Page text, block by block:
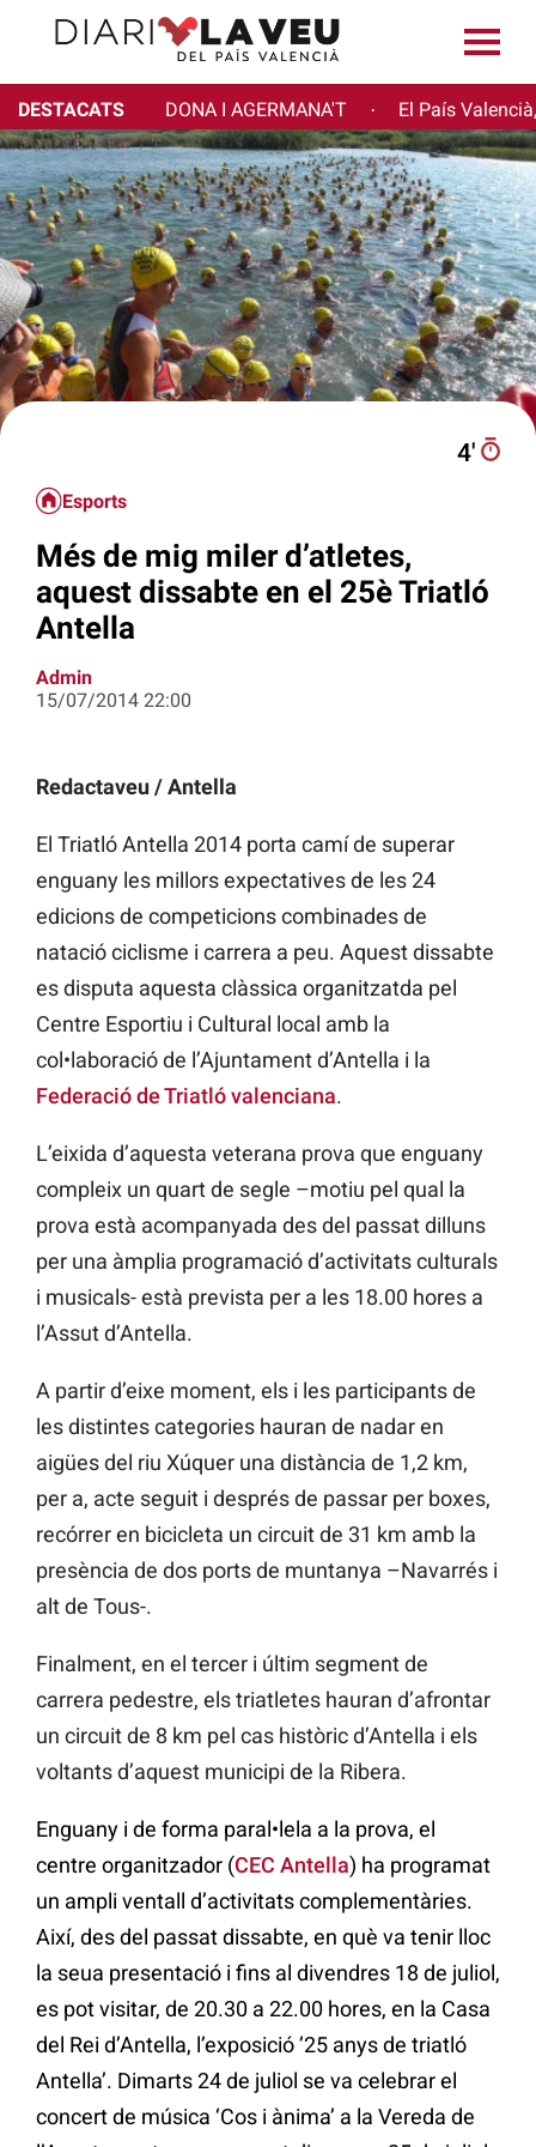
DESTACATS DONA I AGERMANA'T · El País
4′
Esports
Més de mig miler d’atletes,
aquest dissabte en el 25è Triatló
Antella
Admin
15/07/2014 22:00
Redactaveu / Antella
El Triatló Antella 2014 porta camí de superar
enguany les millors expectatives de les 24
edicions de competicions combinades de
natació ciclisme i carrera a peu. Aquest dissabte
es disputa aquesta clàssica organitzatda pel
Centre Esportiu i Cultural local amb la
col•laboració de l’Ajuntament d’Antella i la
Federació de Triatló valenciana.
L’eixida d’aquesta veterana prova que enguany
compleix un quart de segle –motiu pel qual la
prova està acompanyada des del passat dilluns
per una àmplia programació d’activitats culturals
i musicals- està prevista per a les 18.00 hores a
l’Assut d’Antella.
A partir d’eixe moment, els i les participants de
les distintes categories hauran de nadar en
aigües del riu Xúquer una distància de 1,2 km,
per a, acte seguit i després de passar per boxes,
recórrer en bicicleta un circuit de 31 km amb la
presència de dos ports de muntanya –Navarrés i
alt de Tous-.
Finalment, en el tercer i últim segment de
carrera pedestre, els triatletes hauran d’afrontar
un circuit de 8 km pel cas històric d’Antella i els
voltants d’aquest municipi de la Ribera.
Enguany i de forma paral•lela a la prova, el
centre organitzador (CEC Antella) ha programat
un ampli ventall d’activitats complementàries.
Així, des del passat dissabte, en què va tenir lloc
la seua presentació i fins al divendres 18 de juliol,
es pot visitar, de 20.30 a 22.00 hores, en la Casa
del Rei d’Antella, l’exposició ’25 anys de triatló
Antella’. Dimarts 24 de juliol se va celebrar el
concert de música ‘Cos i ànima’ a la Vereda de